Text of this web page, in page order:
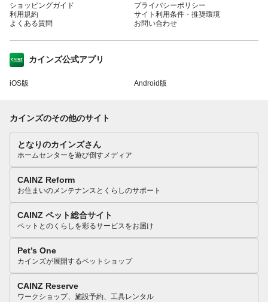
ショッピングガイド
利用規約
よくある質問
プライバシーポリシー
サイト利用条件・推奨環境
お問い合わせ
カインズ公式アプリ
iOS版 Android版
カインズのその他のサイト
となりのカインズさん
ホームセンターを遊び倒すメディア
CAINZ Reform
お住まいのメンテナンスとくらしのサポート
CAINZ ペット総合サイト
ペットとのくらしを彩るサービスをお届け
Pet’s One
カインズが展開するペットショップ
CAINZ Reserve
ワークショップ、施設予約、工具レンタル